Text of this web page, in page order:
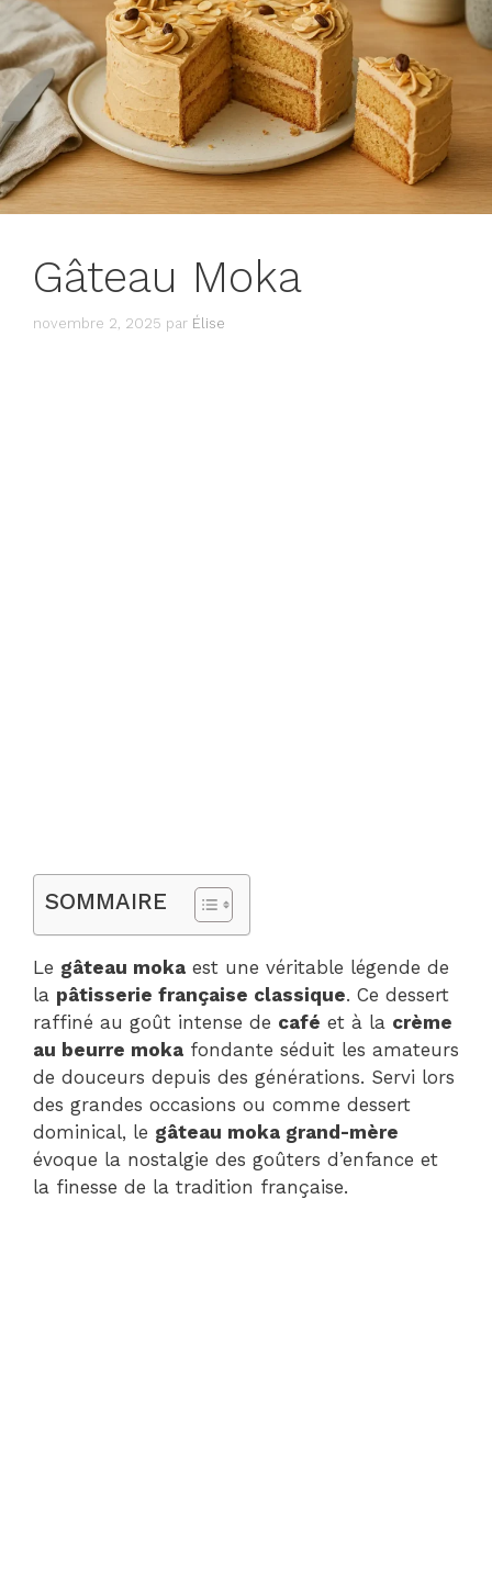
Gâteau Moka
novembre 2, 2025 par Élise
SOMMAIRE
Le gâteau moka est une véritable légende de
la pâtisserie française classique. Ce dessert
raffiné au goût intense de café et à la crème
au beurre moka fondante séduit les amateurs
de douceurs depuis des générations. Servi lors
des grandes occasions ou comme dessert
dominical, le gâteau moka grand-mère
évoque la nostalgie des goûters d’enfance et
la finesse de la tradition française.